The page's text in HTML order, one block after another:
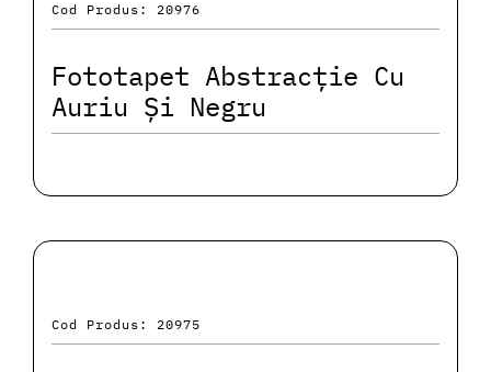
Cod Produs: 20976
Fototapet Abstracție Cu
Auriu Și Negru
Cod Produs: 20975